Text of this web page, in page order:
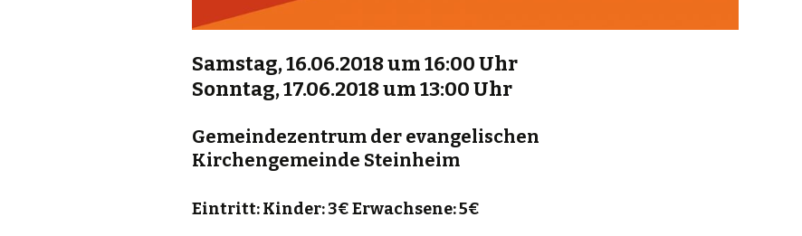
Samstag, 16.06.2018 um 16:00 Uhr
Sonntag, 17.06.2018 um 13:00 Uhr
Gemeindezentrum der evangelischen
Kirchengemeinde Steinheim
Eintritt: Kinder: 3€ Erwachsene: 5€